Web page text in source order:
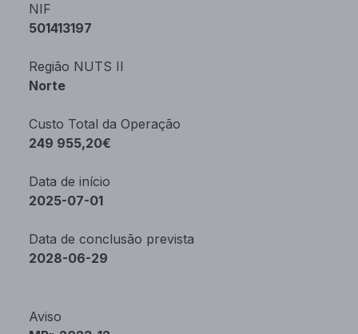
NIF
501413197
Região NUTS II
Norte
Custo Total da Operação
249 955,20€
Data de início
2025-07-01
Data de conclusão prevista
2028-06-29
Aviso